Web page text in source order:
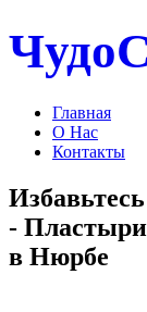
Главная
О Нас
Контакты
-
в Нюрбе